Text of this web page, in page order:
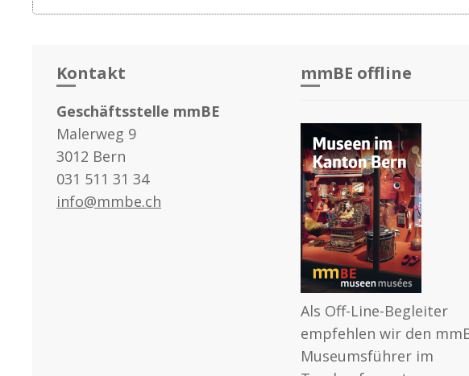
Kontakt
Geschäftsstelle mmBE
Malerweg 9
3012 Bern
031 511 31 34
info@mmbe.ch
mmBE offline
Als Off-Line-Begleiter
empfehlen wir den
Museumsführer im